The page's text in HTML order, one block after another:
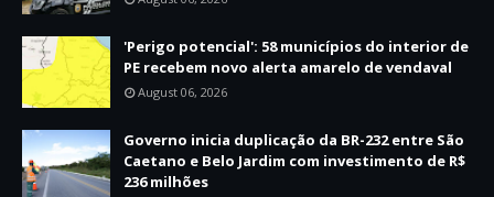
'Perigo potencial': 58 municípios do interior de
PE recebem novo alerta amarelo de vendaval
August 06, 2026
Governo inicia duplicação da BR-232 entre São
Caetano e Belo Jardim com investimento de R$
236 milhões